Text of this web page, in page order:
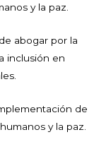
y la paz.
abogar por la
inclusión en
de
y la paz.